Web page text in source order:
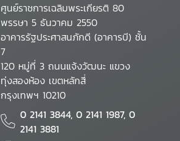
ศูนย์ราชการเฉลิมพระเกียรติ 80
พรรษา 5 ธันวาคม 2550
อาคารรัฐประศาสนภักดี (อาคารบี) ชั้น
7
120 หมู่ที่ 3 ถนนแจ้งวัฒนะ แขวง
ทุ่งสองห้อง เขตหลักสี่
กรุงเทพฯ 10210
0 2141 3844, 0 2141 1987, 0
2141 3881